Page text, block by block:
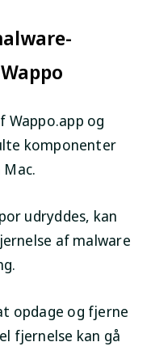
Wappo.app og
komponenter
udryddes, kan
af malware
opdage og fjerne
fjernelse kan gå